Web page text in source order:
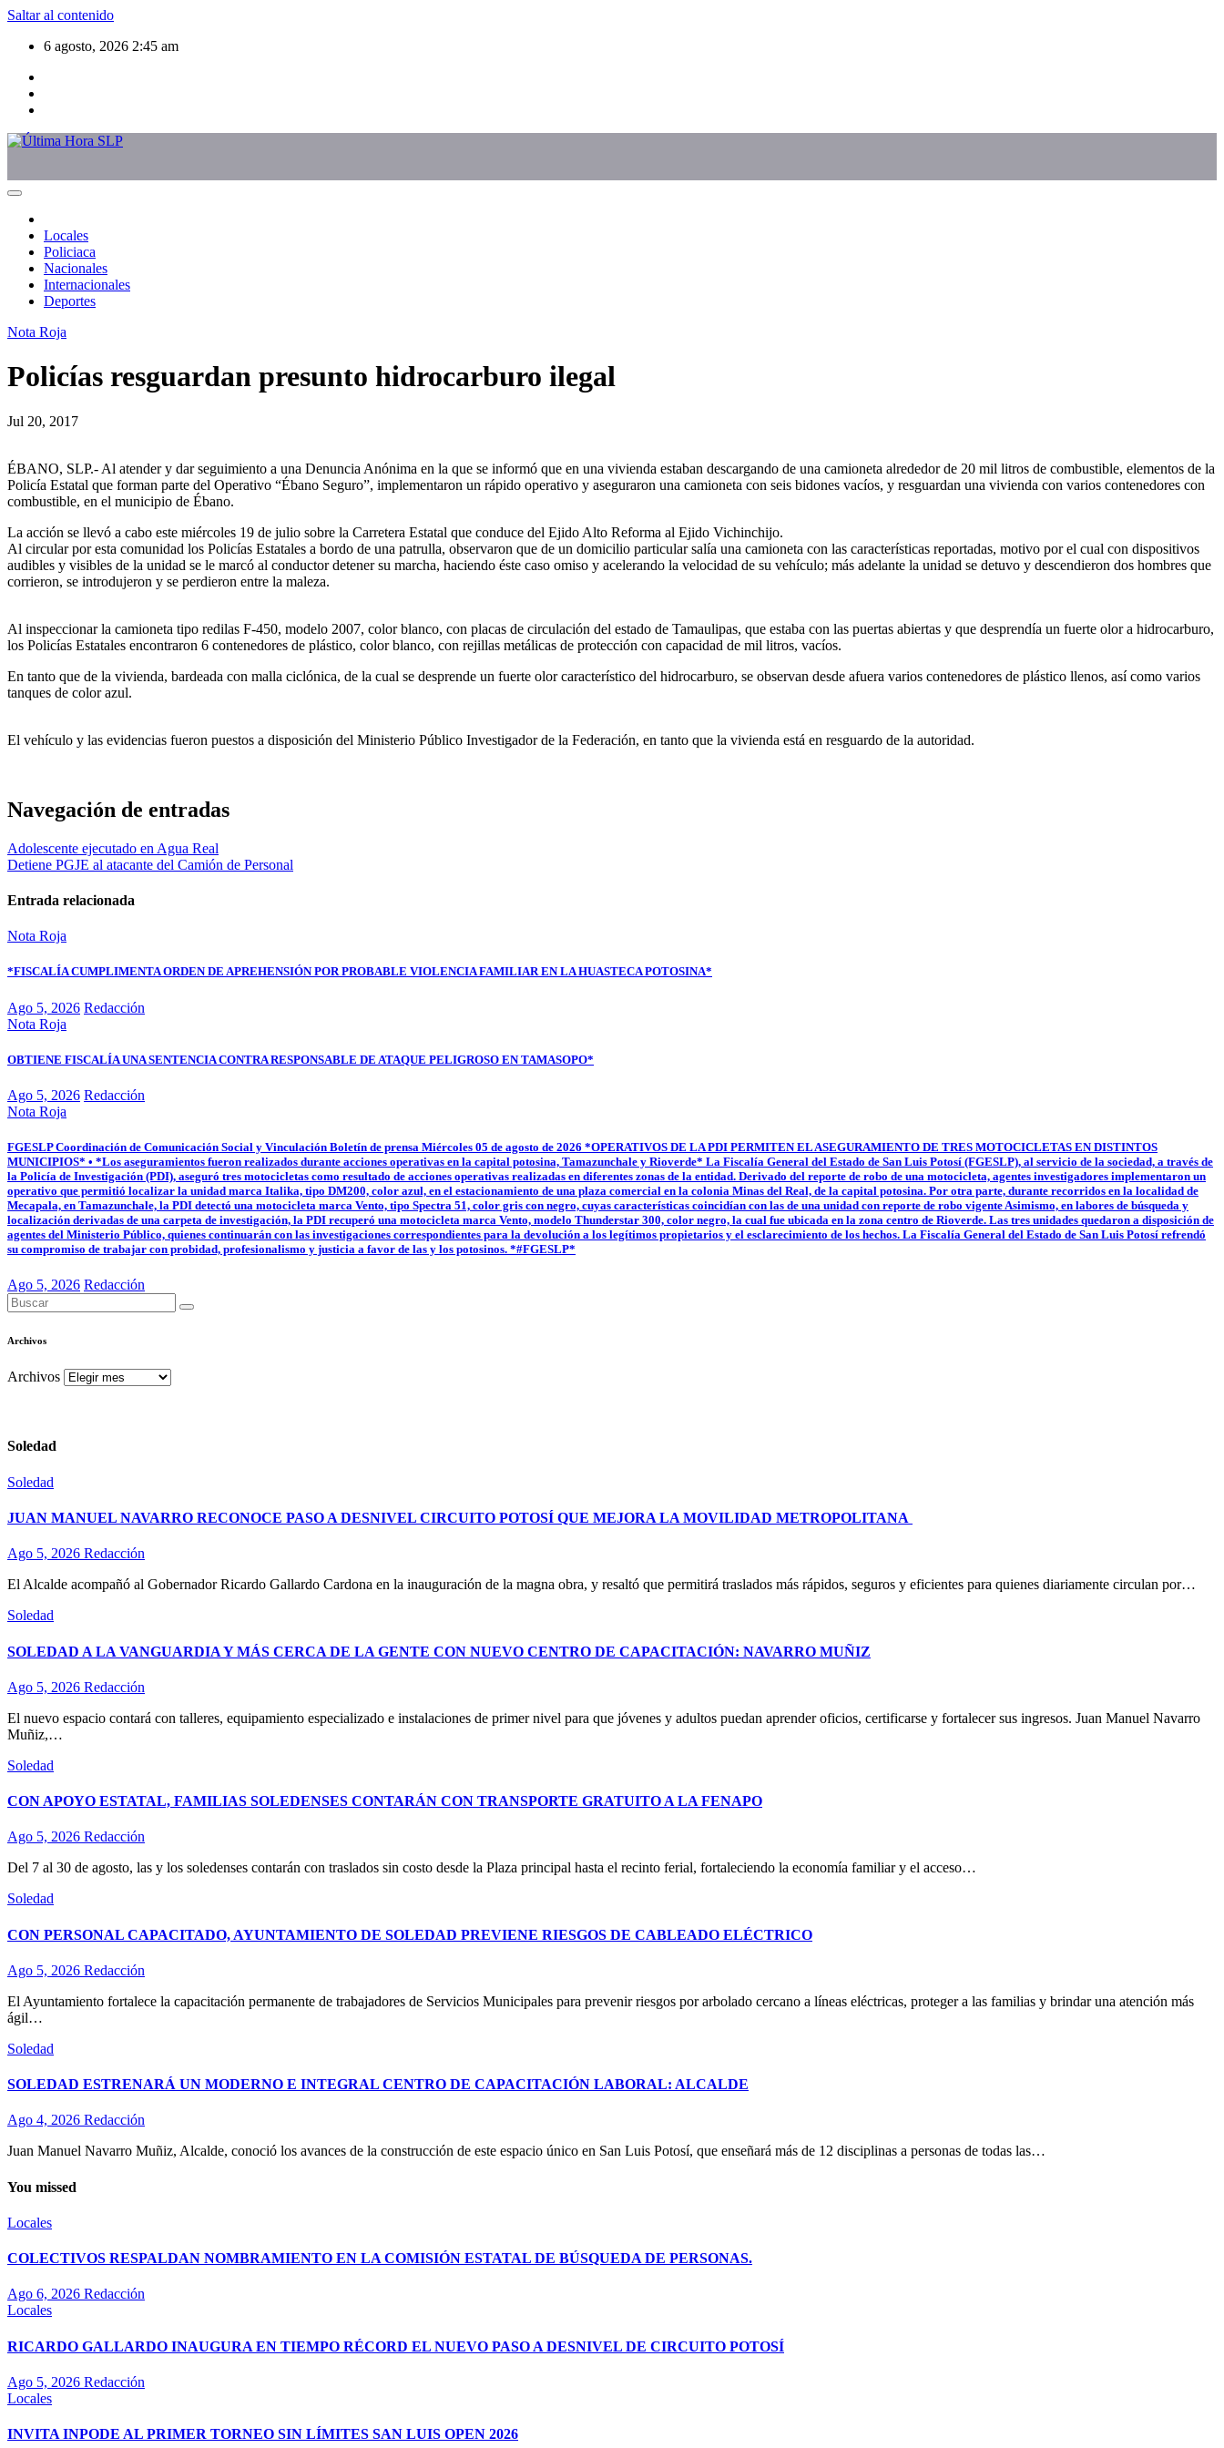
Saltar al contenido
6 agosto, 2026 2:45 am
Locales
Policiaca
Nacionales
Internacionales
Deportes
Nota Roja
Policías resguardan presunto hidrocarburo ilegal
Jul 20, 2017
ÉBANO, SLP.- Al atender y dar seguimiento a una Denuncia Anónima en la que se informó que en una vivienda estaban descargando de una camioneta alrededor de 20 mil litros de combustible, elementos de la
Policía Estatal que forman parte del Operativo “Ébano Seguro”, implementaron un rápido operativo y aseguraron una camioneta con seis bidones vacíos, y resguardan una vivienda con varios contenedores con
combustible, en el municipio de Ébano.
La acción se llevó a cabo este miércoles 19 de julio sobre la Carretera Estatal que conduce del Ejido Alto Reforma al Ejido Vichinchijo.
Al circular por esta comunidad los Policías Estatales a bordo de una patrulla, observaron que de un domicilio particular salía una camioneta con las características reportadas, motivo por el cual con dispositivos
audibles y visibles de la unidad se le marcó al conductor detener su marcha, haciendo éste caso omiso y acelerando la velocidad de su vehículo; más adelante la unidad se detuvo y descendieron dos hombres que
corrieron, se introdujeron y se perdieron entre la maleza.
Al inspeccionar la camioneta tipo redilas F-450, modelo 2007, color blanco, con placas de circulación del estado de Tamaulipas, que estaba con las puertas abiertas y que desprendía un fuerte olor a hidrocarburo,
los Policías Estatales encontraron 6 contenedores de plástico, color blanco, con rejillas metálicas de protección con capacidad de mil litros, vacíos.
En tanto que de la vivienda, bardeada con malla ciclónica, de la cual se desprende un fuerte olor característico del hidrocarburo, se observan desde afuera varios contenedores de plástico llenos, así como varios
tanques de color azul.
El vehículo y las evidencias fueron puestos a disposición del Ministerio Público Investigador de la Federación, en tanto que la vivienda está en resguardo de la autoridad.
Navegación de entradas
Adolescente ejecutado en Agua Real
Detiene PGJE al atacante del Camión de Personal
Entrada relacionada
Nota Roja
*FISCALÍA CUMPLIMENTA ORDEN DE APREHENSIÓN POR PROBABLE VIOLENCIA FAMILIAR EN LA HUASTECA POTOSINA*
Ago 5, 2026 Redacción
Nota Roja
OBTIENE FISCALÍA UNA SENTENCIA CONTRA RESPONSABLE DE ATAQUE PELIGROSO EN TAMASOPO*
Ago 5, 2026 Redacción
Nota Roja
FGESLP Coordinación de Comunicación Social y Vinculación Boletín de prensa Miércoles 05 de agosto de 2026 *OPERATIVOS DE LA PDI PERMITEN EL ASEGURAMIENTO DE TRES MOTOCICLETAS EN DISTINTOS
MUNICIPIOS* • *Los aseguramientos fueron realizados durante acciones operativas en la capital potosina, Tamazunchale y Rioverde* La Fiscalía General del Estado de San Luis Potosí (FGESLP), al servicio de la sociedad, a través de
la Policía de Investigación (PDI), aseguró tres motocicletas como resultado de acciones operativas realizadas en diferentes zonas de la entidad. Derivado del reporte de robo de una motocicleta, agentes investigadores implementaron un
operativo que permitió localizar la unidad marca Italika, tipo DM200, color azul, en el estacionamiento de una plaza comercial en la colonia Minas del Real, de la capital potosina. Por otra parte, durante recorridos en la localidad de
Mecapala, en Tamazunchale, la PDI detectó una motocicleta marca Vento, tipo Spectra 51, color gris con negro, cuyas características coincidían con las de una unidad con reporte de robo vigente Asimismo, en labores de búsqueda y
localización derivadas de una carpeta de investigación, la PDI recuperó una motocicleta marca Vento, modelo Thunderstar 300, color negro, la cual fue ubicada en la zona centro de Rioverde. Las tres unidades quedaron a disposición de
agentes del Ministerio Público, quienes continuarán con las investigaciones correspondientes para la devolución a los legítimos propietarios y el esclarecimiento de los hechos. La Fiscalía General del Estado de San Luis Potosí refrendó
su compromiso de trabajar con probidad, profesionalismo y justicia a favor de las y los potosinos. *#FGESLP*
Ago 5, 2026 Redacción
Archivos
Archivos
Soledad
Soledad
JUAN MANUEL NAVARRO RECONOCE PASO A DESNIVEL CIRCUITO POTOSÍ QUE MEJORA LA MOVILIDAD METROPOLITANA
Ago 5, 2026 Redacción
El Alcalde acompañó al Gobernador Ricardo Gallardo Cardona en la inauguración de la magna obra, y resaltó que permitirá traslados más rápidos, seguros y eficientes para quienes diariamente circulan por…
Soledad
SOLEDAD A LA VANGUARDIA Y MÁS CERCA DE LA GENTE CON NUEVO CENTRO DE CAPACITACIÓN: NAVARRO MUÑIZ
Ago 5, 2026 Redacción
El nuevo espacio contará con talleres, equipamiento especializado e instalaciones de primer nivel para que jóvenes y adultos puedan aprender oficios, certificarse y fortalecer sus ingresos. Juan Manuel Navarro
Muñiz,…
Soledad
CON APOYO ESTATAL, FAMILIAS SOLEDENSES CONTARÁN CON TRANSPORTE GRATUITO A LA FENAPO
Ago 5, 2026 Redacción
Del 7 al 30 de agosto, las y los soledenses contarán con traslados sin costo desde la Plaza principal hasta el recinto ferial, fortaleciendo la economía familiar y el acceso…
Soledad
CON PERSONAL CAPACITADO, AYUNTAMIENTO DE SOLEDAD PREVIENE RIESGOS DE CABLEADO ELÉCTRICO
Ago 5, 2026 Redacción
El Ayuntamiento fortalece la capacitación permanente de trabajadores de Servicios Municipales para prevenir riesgos por arbolado cercano a líneas eléctricas, proteger a las familias y brindar una atención más
ágil…
Soledad
SOLEDAD ESTRENARÁ UN MODERNO E INTEGRAL CENTRO DE CAPACITACIÓN LABORAL: ALCALDE
Ago 4, 2026 Redacción
Juan Manuel Navarro Muñiz, Alcalde, conoció los avances de la construcción de este espacio único en San Luis Potosí, que enseñará más de 12 disciplinas a personas de todas las…
You missed
Locales
COLECTIVOS RESPALDAN NOMBRAMIENTO EN LA COMISIÓN ESTATAL DE BÚSQUEDA DE PERSONAS.
Ago 6, 2026 Redacción
Locales
RICARDO GALLARDO INAUGURA EN TIEMPO RÉCORD EL NUEVO PASO A DESNIVEL DE CIRCUITO POTOSÍ
Ago 5, 2026 Redacción
Locales
INVITA INPODE AL PRIMER TORNEO SIN LÍMITES SAN LUIS OPEN 2026